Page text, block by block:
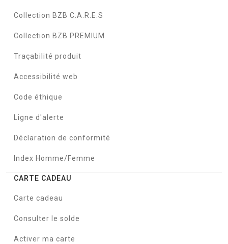
Collection BZB C.A.R.E.S
Collection BZB PREMIUM
Traçabilité produit
Accessibilité web
Code éthique
Ligne d'alerte
Déclaration de conformité
Index Homme/Femme
CARTE CADEAU
Carte cadeau
Consulter le solde
Activer ma carte